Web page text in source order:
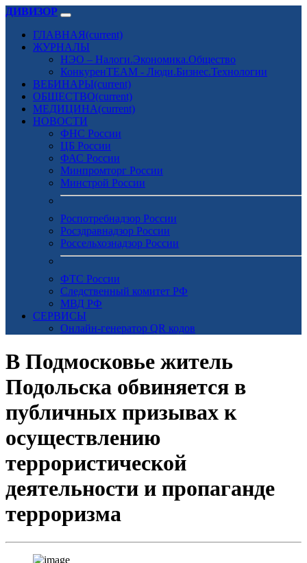
ДИВИЗОР
ГЛАВНАЯ(current)
ЖУРНАЛЫ
НЭО – Налоги.Экономика.Общество
КонкуренTEAM - Люди.Бизнес.Технологии
ВЕБИНАРЫ(current)
ОБЩЕСТВО(current)
МЕДИЦИНА(current)
НОВОСТИ
ФНС России
ЦБ России
ФАС России
Минпромторг России
Минстрой России
Роспотребнадзор России
Росздравнадзор России
Россельхознадзор России
ФТС России
Следственный комитет РФ
МВД РФ
СЕРВИСЫ
Онлайн-генератор QR кодов
В Подмосковье житель
Подольска обвиняется в
публичных призывах к
осуществлению
террористической
деятельности и пропаганде
терроризма